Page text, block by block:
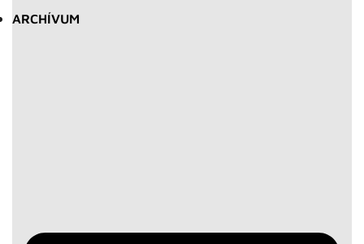
ARCHÍVUM